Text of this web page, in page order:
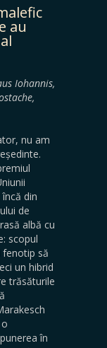
au
Iohannis,
nu am
din
de
albă cu
scopul
să
un hibrid
trăsăturile
în